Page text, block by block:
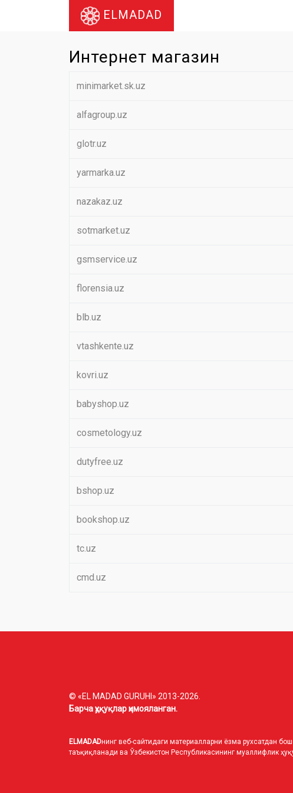
ELMADAD
Интернет магазин
minimarket.sk.uz
alfagroup.uz
glotr.uz
yarmarka.uz
nazakaz.uz
sotmarket.uz
gsmservice.uz
florensia.uz
blb.uz
vtashkente.uz
kovri.uz
babyshop.uz
cosmetology.uz
dutyfree.uz
bshop.uz
bookshop.uz
tc.uz
cmd.uz
© «EL MADAD GURUHI» 2013-2026.
Барча ҳуқуқлар ҳимояланган.
ELMADADнинг веб-сайтидаги материалларни ёзма рухсатдан
таъқиқланади ва Ўзбекистон Республикасининг муаллифлик